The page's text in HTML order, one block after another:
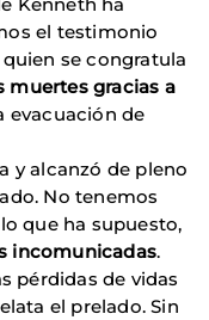
el testimonio
quien se congratula
muertes gracias a
evacuación de
y alcanzó de pleno
No tenemos
que ha supuesto,
incomunicadas.
pérdidas de vidas
el prelado. Sin